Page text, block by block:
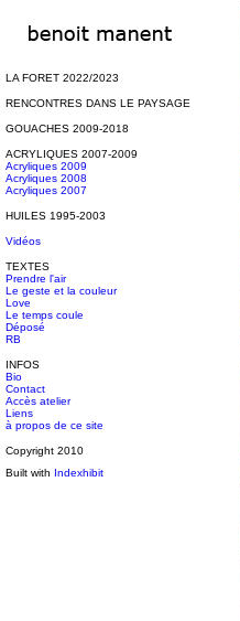
LA FORET 2022/2023
RENCONTRES DANS LE PAYSAGE
GOUACHES 2009-2018
ACRYLIQUES 2007-2009
Acryliques 2009
Acryliques 2008
Acryliques 2007
HUILES 1995-2003
Vidéos
TEXTES
Prendre l'air
Le geste et la couleur
Love
Le temps coule
Déposé
RB
INFOS
Bio
Contact
Accès atelier
Liens
à propos de ce site
Copyright 2010
Built with Indexhibit